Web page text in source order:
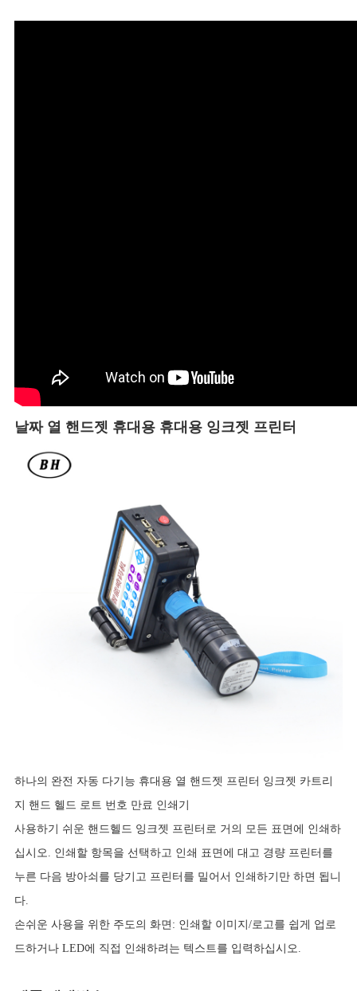
날짜 열 핸드젯 휴대용 휴대용 잉크젯 프린터
하나의 완전 자동 다기능 휴대용 열 핸드젯 프린터 잉크젯 카트리
지 핸드 헬드 로트 번호 만료 인쇄기
사용하기 쉬운 핸드헬드 잉크젯 프린터로 거의 모든 표면에 인쇄하
십시오. 인쇄할 항목을 선택하고 인쇄 표면에 대고 경량 프린터를
누른 다음 방아쇠를 당기고 프린터를 밀어서 인쇄하기만 하면 됩니
다.
손쉬운 사용을 위한 주도의 화면: 인쇄할 이미지/로고를 쉽게 업로
드하거나 LED에 직접 인쇄하려는 텍스트를 입력하십시오.